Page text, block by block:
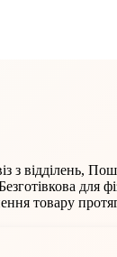
з відділень,
для
товару